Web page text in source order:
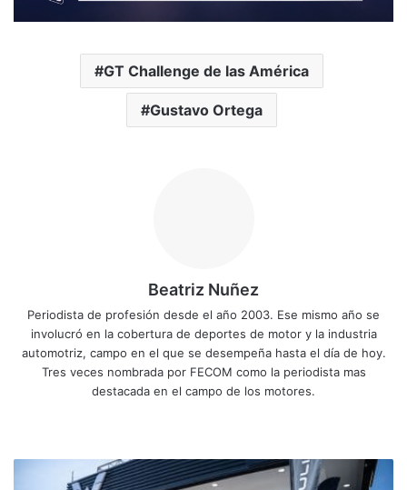
GT Challenge de las América
Gustavo Ortega
Beatriz Nuñez
Periodista de profesión desde el año 2003. Ese mismo año se
involucró en la cobertura de deportes de motor y la industria
automotriz, campo en el que se desempeña hasta el día de hoy.
Tres veces nombrada por FECOM como la periodista mas
destacada en el campo de los motores.